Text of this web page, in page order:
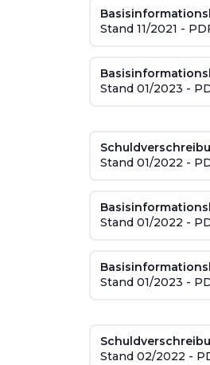
Stand 11/2021 -
Stand 01/2023 -
Stand 01/2022 -
Stand 01/2022 -
Stand 01/2023 -
Stand 02/2022 -